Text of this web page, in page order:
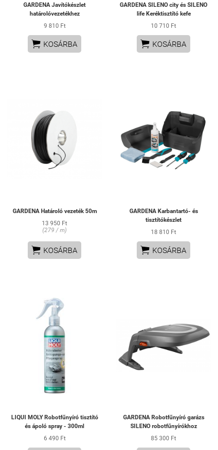
GARDENA Javítókészlet
határolóvezetékhez
9 810 Ft
 KOSÁRBA
GARDENA SILENO city és SILENO
life Keréktisztító kefe
10 710 Ft
 KOSÁRBA
GARDENA Határoló vezeték 50m
13 950 Ft
(279 / m)
 KOSÁRBA
GARDENA Karbantartó- és
tisztítókészlet
18 810 Ft
 KOSÁRBA
LIQUI MOLY Robotfűnyíró tisztító
és ápoló spray - 300ml
6 490 Ft
GARDENA Robotfűnyíró garázs
SILENO robotfűnyírókhoz
85 300 Ft